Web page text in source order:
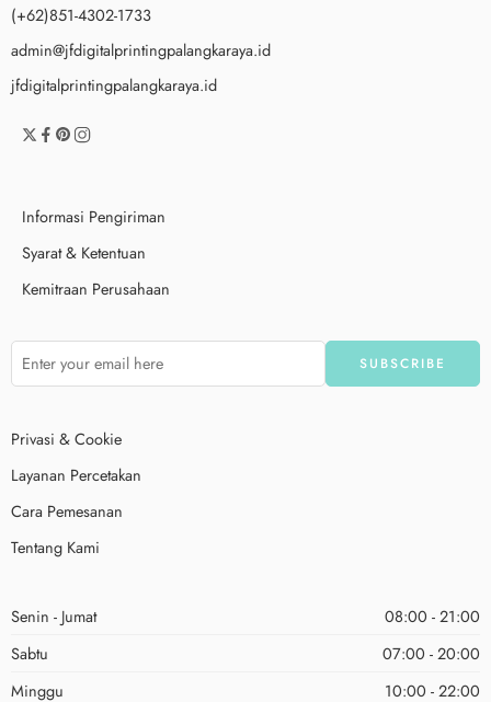
(+62)851-4302-1733
admin@jfdigitalprintingpalangkaraya.id
jfdigitalprintingpalangkaraya.id
Informasi Pengiriman
Syarat & Ketentuan
Kemitraan Perusahaan
Privasi & Cookie
Layanan Percetakan
Cara Pemesanan
Tentang Kami
Senin - Jumat
08:00 - 21:00
Sabtu
07:00 - 20:00
Minggu
10:00 - 22:00